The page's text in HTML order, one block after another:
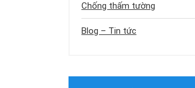
Chống thấm tường
Blog – Tin tức